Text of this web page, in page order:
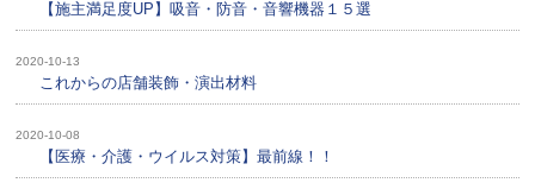
【施主満足度UP】吸音・防音・音響機器１５選
2020-10-13
これからの店舗装飾・演出材料
2020-10-08
【医療・介護・ウイルス対策】最前線！！